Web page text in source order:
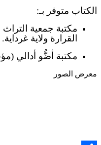
الكتاب متوفر بـ:
مكتبة جمعية التراث
القرارة ولاية غرداية.
مكتبة أضُّو أدالي
معرض الصور